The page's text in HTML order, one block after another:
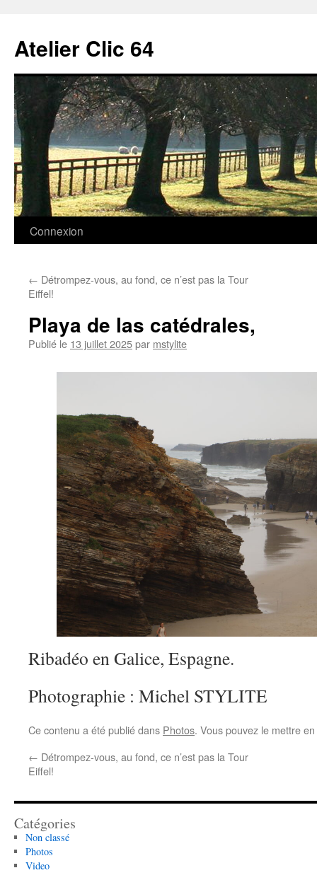
contenu
Atelier Clic 64
Connexion
← Détrompez-vous, au fond, ce n’est pas la Tour
Eiffel!
Playa de las catédrales,
Publié le 13 juillet 2025par mstylite
Ribadéo en Galice, Espagne.
Photographie : Michel STYLITE
Ce contenu a été publié dans Photos. Vous pouvez le mettre
← Détrompez-vous, au fond, ce n’est pas la Tour
Eiffel!
Catégories
Non classé
Photos
Video